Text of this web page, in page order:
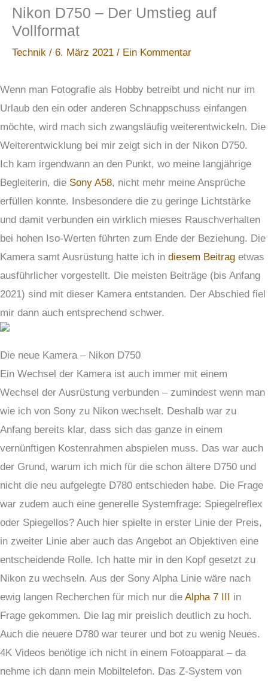
Nikon D750 – Der Umstieg auf
Vollformat
Technik / 6. März 2021 / Ein Kommentar
Wenn man Fotografie als Hobby betreibt und nicht nur im
Urlaub den ein oder anderen Schnappschuss einfangen
möchte, wird mach sich zwangsläufig weiterentwickeln. Die
Weiterentwicklung bei mir zeigt sich in der Nikon D750.
Ich kam irgendwann an den Punkt, wo meine langjährige
Begleiterin, die Sony A58, nicht mehr meine Ansprüche
erfüllen konnte. Insbesondere die zu geringe Lichtstärke
und damit verbunden ein wirklich mieses Rauschverhalten
bei hohen Iso-Werten führten zum Ende der Beziehung. Die
Kamera samt Ausrüstung hatte ich in diesem Beitrag etwas
ausführlicher vorgestellt. Die meisten Beiträge (bis Anfang
2021) sind mit dieser Kamera entstanden. Der Abschied fiel
mir dann auch entsprechend schwer.
Die neue Kamera – Nikon D750
Ein Wechsel der Kamera ist auch immer mit einem
Wechsel der Ausrüstung verbunden – zumindest wenn man
wie ich von Sony zu Nikon wechselt. Deshalb war zu
Anfang bereits klar, dass sich das ganze in einem
vernünftigen Kostenrahmen abspielen muss. Das war auch
der Grund, warum ich mich für die schon ältere D750 und
nicht die neu aufgelegte D780 entschieden habe. Die Frage
war zudem auch eine generelle Systemfrage: Spiegelreflex
oder Spiegellos? Auch hier spielte in erster Linie der Preis,
in zweiter Linie aber auch das Angebot an Objektiven eine
entscheidende Rolle. Ich hatte mir in den Kopf gesetzt zu
Nikon zu wechseln. Aus der Sony Alpha Linie wäre nach
ewig langen Recherchen für mich nur die Alpha 7 III in
Frage gekommen. Die lag mir preislich deutlich zu hoch.
Auch die neuere D780 war teurer und bot zu wenig Neues.
4K Videos benötige ich nicht in einem Fotoapparat – da
nehme ich dann mein Mobiltelefon. Das Z-System von